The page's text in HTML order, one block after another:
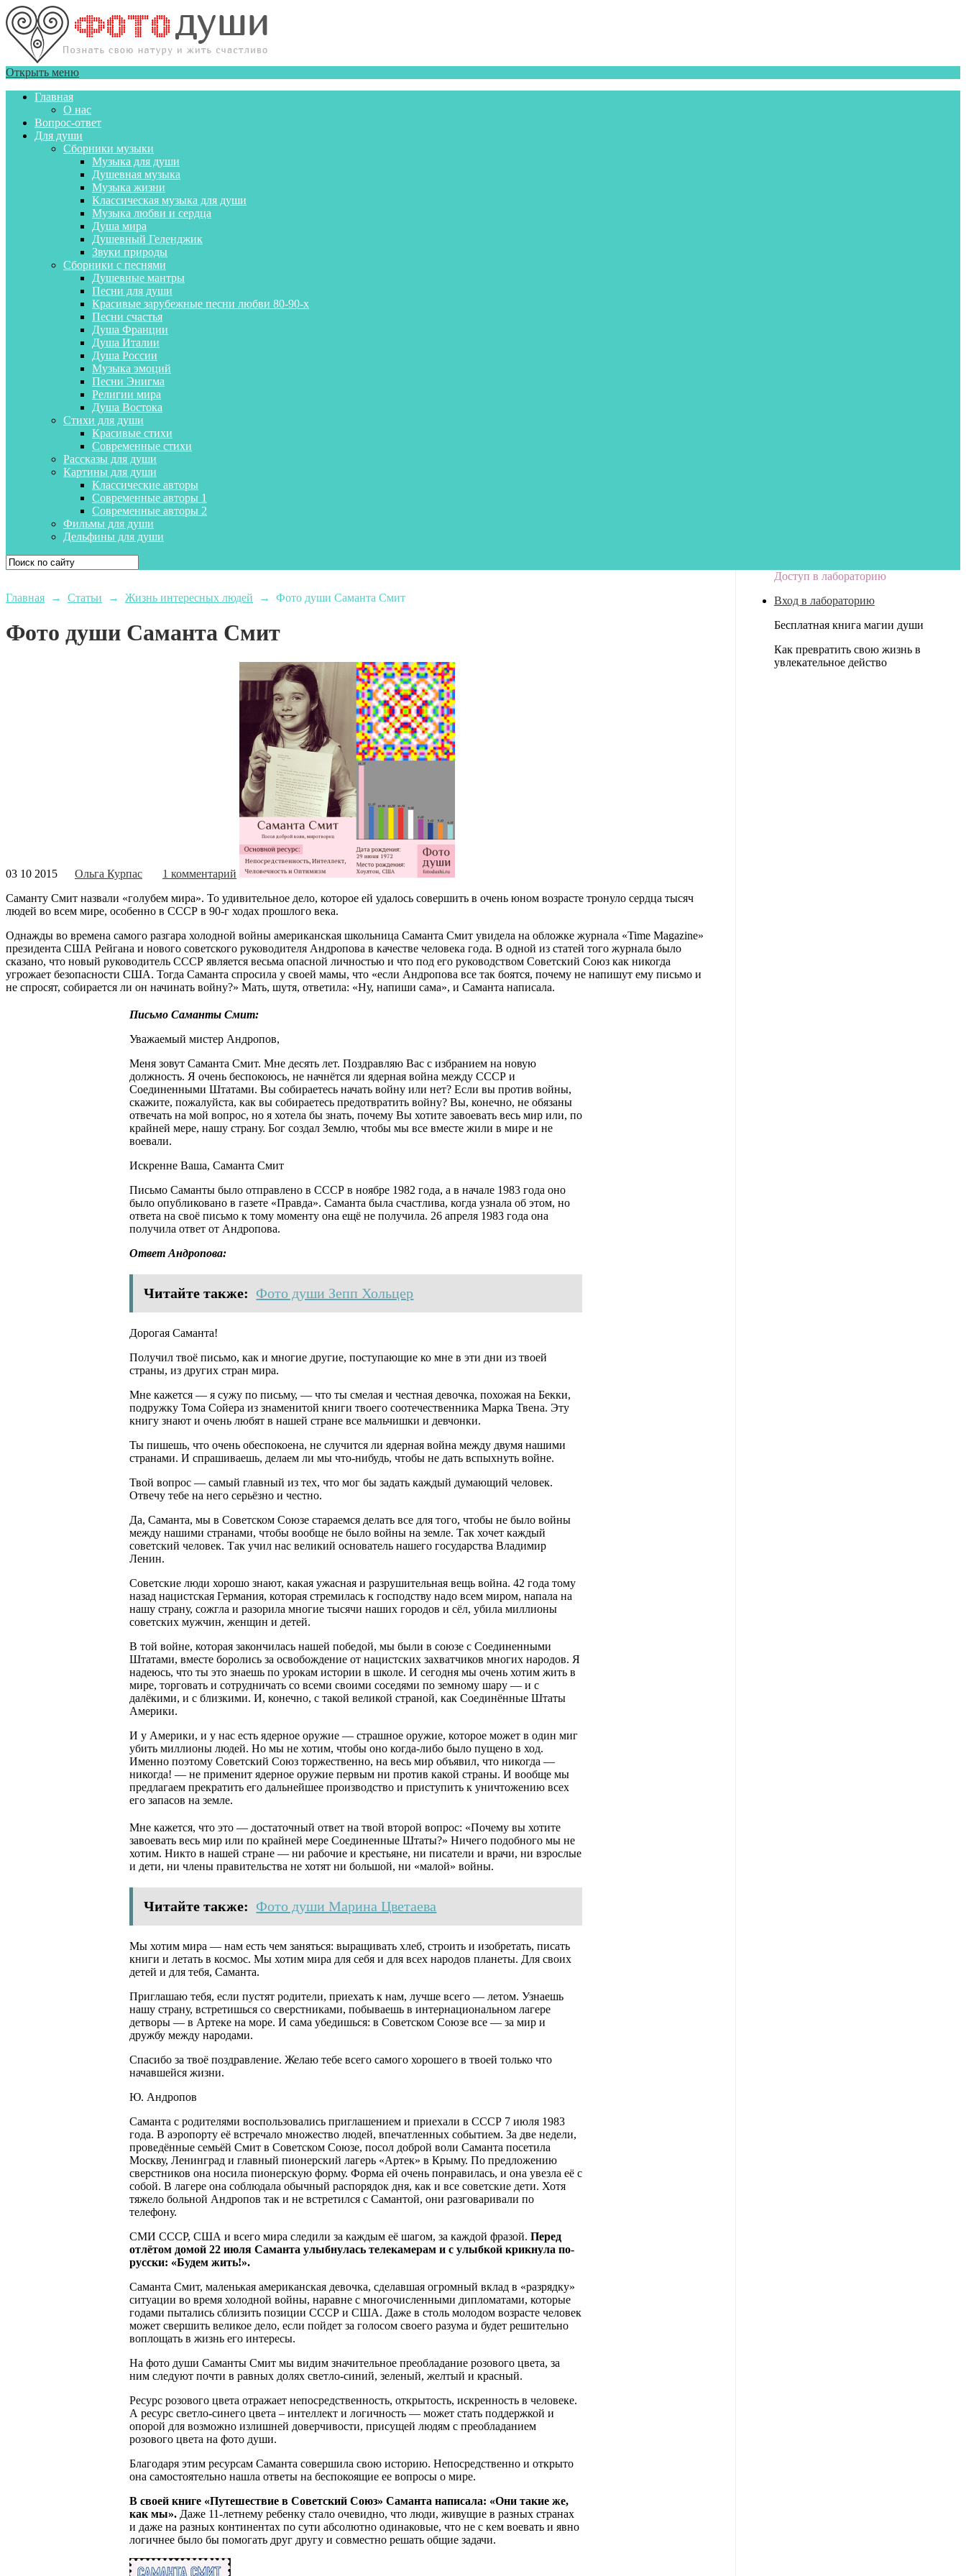
Открыть меню
Главная
О нас
Вопрос-ответ
Для души
Сборники музыки
Музыка для души
Душевная музыка
Музыка жизни
Классическая музыка для души
Музыка любви и сердца
Душа мира
Душевный Геленджик
Звуки природы
Сборники с песнями
Душевные мантры
Песни для души
Красивые зарубежные песни любви 80-90-х
Песни счастья
Душа Франции
Душа Италии
Душа России
Музыка эмоций
Песни Энигма
Религии мира
Душа Востока
Стихи для души
Красивые стихи
Современные стихи
Рассказы для души
Картины для души
Классические авторы
Современные авторы 1
Современные авторы 2
Фильмы для души
Дельфины для души
Главная → Статьи → Жизнь интересных людей → Фото души Саманта Смит
Фото души Саманта Смит
03 10 2015 Ольга Курпас
1 комментарий
Саманту Смит назвали «голубем мира». То удивительное дело, которое ей удалось совершить в очень юном возрасте тронуло сердца тысяч
людей во всем мире, особенно в СССР в 90-г ходах прошлого века.
Однажды во времена самого разгара холодной войны американская школьница Саманта Смит увидела на обложке журнала «Time Magazine»
президента США Рейгана и нового советского руководителя Андропова в качестве человека года. В одной из статей того журнала было
сказано, что новый руководитель СССР является весьма опасной личностью и что под его руководством Советский Союз как никогда
угрожает безопасности США. Тогда Саманта спросила у своей мамы, что «если Андропова все так боятся, почему не напишут ему письмо и
не спросят, собирается ли он начинать войну?» Мать, шутя, ответила: «Ну, напиши сама», и Саманта написала.
Письмо Саманты Смит:
Уважаемый мистер Андропов,
Меня зовут Саманта Смит. Мне десять лет. Поздравляю Вас с избранием на новую
должность. Я очень беспокоюсь, не начнётся ли ядерная война между СССР и
Соединенными Штатами. Вы собираетесь начать войну или нет? Если вы против войны,
скажите, пожалуйста, как вы собираетесь предотвратить войну? Вы, конечно, не обязаны
отвечать на мой вопрос, но я хотела бы знать, почему Вы хотите завоевать весь мир или, по
крайней мере, нашу страну. Бог создал Землю, чтобы мы все вместе жили в мире и не
воевали.
Искренне Ваша, Саманта Смит
Письмо Саманты было отправлено в СССР в ноябре 1982 года, а в начале 1983 года оно
было опубликовано в газете «Правда». Саманта была счастлива, когда узнала об этом, но
ответа на своё письмо к тому моменту она ещё не получила. 26 апреля 1983 года она
получила ответ от Андропова.
Ответ Андропова:
Читайте также: Фото души Зепп Хольцер
Дорогая Саманта!
Получил твоё письмо, как и многие другие, поступающие ко мне в эти дни из твоей
страны, из других стран мира.
Мне кажется — я сужу по письму, — что ты смелая и честная девочка, похожая на Бекки,
подружку Тома Сойера из знаменитой книги твоего соотечественника Марка Твена. Эту
книгу знают и очень любят в нашей стране все мальчишки и девчонки.
Ты пишешь, что очень обеспокоена, не случится ли ядерная война между двумя нашими
странами. И спрашиваешь, делаем ли мы что-нибудь, чтобы не дать вспыхнуть войне.
Твой вопрос — самый главный из тех, что мог бы задать каждый думающий человек.
Отвечу тебе на него серьёзно и честно.
Да, Саманта, мы в Советском Союзе стараемся делать все для того, чтобы не было войны
между нашими странами, чтобы вообще не было войны на земле. Так хочет каждый
советский человек. Так учил нас великий основатель нашего государства Владимир
Ленин.
Советские люди хорошо знают, какая ужасная и разрушительная вещь война. 42 года тому
назад нацистская Германия, которая стремилась к господству надо всем миром, напала на
нашу страну, сожгла и разорила многие тысячи наших городов и сёл, убила миллионы
советских мужчин, женщин и детей.
В той войне, которая закончилась нашей победой, мы были в союзе с Соединенными
Штатами, вместе боролись за освобождение от нацистских захватчиков многих народов. Я
надеюсь, что ты это знаешь по урокам истории в школе. И сегодня мы очень хотим жить в
мире, торговать и сотрудничать со всеми своими соседями по земному шару — и с
далёкими, и с близкими. И, конечно, с такой великой страной, как Соединённые Штаты
Америки.
И у Америки, и у нас есть ядерное оружие — страшное оружие, которое может в один миг
убить миллионы людей. Но мы не хотим, чтобы оно когда-либо было пущено в ход.
Именно поэтому Советский Союз торжественно, на весь мир объявил, что никогда —
никогда! — не применит ядерное оружие первым ни против какой страны. И вообще мы
предлагаем прекратить его дальнейшее производство и приступить к уничтожению всех
его запасов на земле.
Мне кажется, что это — достаточный ответ на твой второй вопрос: «Почему вы хотите
завоевать весь мир или по крайней мере Соединенные Штаты?» Ничего подобного мы не
хотим. Никто в нашей стране — ни рабочие и крестьяне, ни писатели и врачи, ни взрослые
и дети, ни члены правительства не хотят ни большой, ни «малой» войны.
Читайте также: Фото души Марина Цветаева
Мы хотим мира — нам есть чем заняться: выращивать хлеб, строить и изобретать, писать
книги и летать в космос. Мы хотим мира для себя и для всех народов планеты. Для своих
детей и для тебя, Саманта.
Приглашаю тебя, если пустят родители, приехать к нам, лучше всего — летом. Узнаешь
нашу страну, встретишься со сверстниками, побываешь в интернациональном лагере
детворы — в Артеке на море. И сама убедишься: в Советском Союзе все — за мир и
дружбу между народами.
Спасибо за твоё поздравление. Желаю тебе всего самого хорошего в твоей только что
начавшейся жизни.
Ю. Андропов
Саманта с родителями воспользовались приглашением и приехали в СССР 7 июля 1983
года. В аэропорту её встречало множество людей, впечатленных событием. За две недели,
проведённые семьёй Смит в Советском Союзе, посол доброй воли Саманта посетила
Москву, Ленинград и главный пионерский лагерь «Артек» в Крыму. По предложению
сверстников она носила пионерскую форму. Форма ей очень понравилась, и она увезла её с
собой. В лагере она соблюдала обычный распорядок дня, как и все советские дети. Хотя
тяжело больной Андропов так и не встретился с Самантой, они разговаривали по
телефону.
СМИ СССР, США и всего мира следили за каждым её шагом, за каждой фразой.Перед
отлётом домой 22 июля Саманта улыбнулась телекамерам и с улыбкой крикнула по-
русски: «Будем жить!».
Саманта Смит, маленькая американская девочка, сделавшая огромный вклад в «разрядку»
ситуации во время холодной войны, наравне с многочисленными дипломатами, которые
годами пытались сблизить позиции СССР и США. Даже в столь молодом возрасте человек
может свершить великое дело, если пойдет за голосом своего разума и будет решительно
воплощать в жизнь его интересы.
На фото души Саманты Смит мы видим значительное преобладание розового цвета, за
ним следуют почти в равных долях светло-синий, зеленый, желтый и красный.
Ресурс розового цвета отражает непосредственность, открытость, искренность в человеке.
А ресурс светло-синего цвета – интеллект и логичность — может стать поддержкой и
опорой для возможно излишней доверчивости, присущей людям с преобладанием
розового цвета на фото души.
Благодаря этим ресурсам Саманта совершила свою историю. Непосредственно и открыто
она самостоятельно нашла ответы на беспокоящие ее вопросы о мире.
В своей книге «Путешествие в Советский Союз» Саманта написала: «Они такие же,
как мы». Даже 11-летнему ребенку стало очевидно, что люди, живущие в разных странах
и даже на разных континентах по сути абсолютно одинаковые, что не с кем воевать и явно
логичнее было бы помогать друг другу и совместно решать общие задачи.
Доступ в лабораторию
Вход в лабораторию
Бесплатная книга магии души
Как превратить свою жизнь в
увлекательное действо